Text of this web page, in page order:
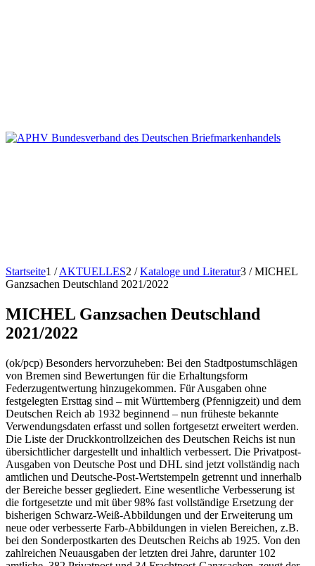
Startseite1 / AKTUELLES2 / Kataloge und Literatur3 / MICHEL
Ganzsachen Deutschland 2021/2022
MICHEL Ganzsachen Deutschland
2021/2022
(ok/pcp) Besonders hervorzuheben: Bei den Stadtpostumschlägen
von Bremen sind Bewertungen für die Erhaltungsform
Federzugentwertung hinzugekommen. Für Ausgaben ohne
festgelegten Ersttag sind – mit Württemberg (Pfennigzeit) und dem
Deutschen Reich ab 1932 beginnend – nun früheste bekannte
Verwendungsdaten erfasst und sollen fortgesetzt erweitert werden.
Die Liste der Druckkontrollzeichen des Deutschen Reichs ist nun
übersichtlicher dargestellt und inhaltlich verbessert. Die Privatpost-
Ausgaben von Deutsche Post und DHL sind jetzt vollständig nach
amtlichen und Deutsche-Post-Wertstempeln getrennt und innerhalb
der Bereiche besser gegliedert. Eine wesentliche Verbesserung ist
die fortgesetzte und mit über 98% fast vollständige Ersetzung der
bisherigen Schwarz-Weiß-Abbildungen und der Erweiterung um
neue oder verbesserte Farb-Abbildungen in vielen Bereichen, z.B.
bei den Sonderpostkarten des Deutschen Reichs ab 1925. Von den
zahlreichen Neuausgaben der letzten drei Jahre, darunter 102